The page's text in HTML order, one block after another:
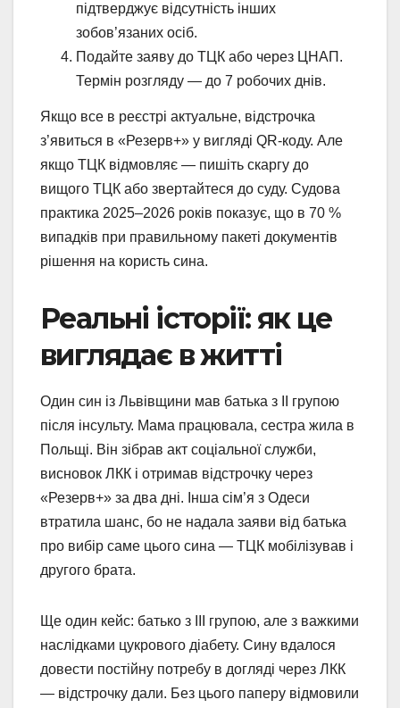
підтверджує відсутність інших
зобов’язаних осіб.
Подайте заяву до ТЦК або через ЦНАП.
Термін розгляду — до 7 робочих днів.
Якщо все в реєстрі актуальне, відстрочка
з’явиться в «Резерв+» у вигляді QR-коду. Але
якщо ТЦК відмовляє — пишіть скаргу до
вищого ТЦК або звертайтеся до суду. Судова
практика 2025–2026 років показує, що в 70 %
випадків при правильному пакеті документів
рішення на користь сина.
Реальні історії: як це
виглядає в житті
Один син із Львівщини мав батька з II групою
після інсульту. Мама працювала, сестра жила в
Польщі. Він зібрав акт соціальної служби,
висновок ЛКК і отримав відстрочку через
«Резерв+» за два дні. Інша сім’я з Одеси
втратила шанс, бо не надала заяви від батька
про вибір саме цього сина — ТЦК мобілізував і
другого брата.
Ще один кейс: батько з III групою, але з важкими
наслідками цукрового діабету. Сину вдалося
довести постійну потребу в догляді через ЛКК
— відстрочку дали. Без цього паперу відмовили